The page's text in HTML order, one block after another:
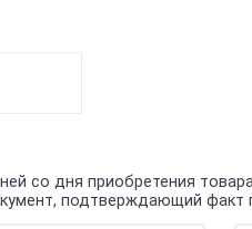
со дня приобретения
подтверждающий факт